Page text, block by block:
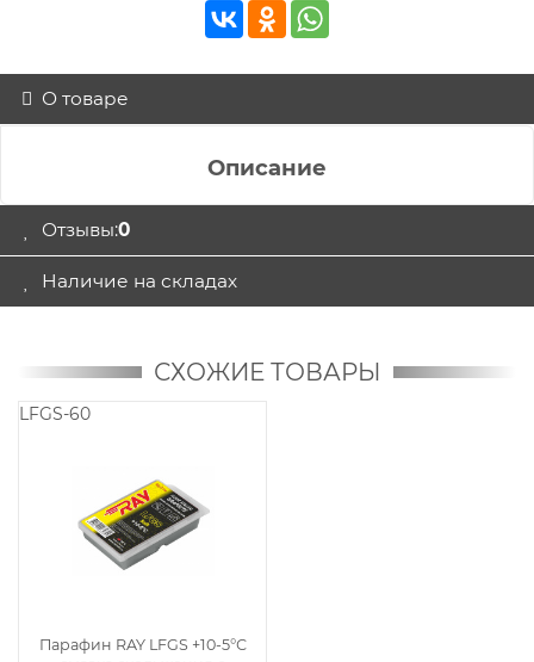
О товаре
Описание
Отзывы:0
Наличие на складах
СХОЖИЕ ТОВАРЫ
LFGS-60
Парафин RAY LFGS +10-5°С